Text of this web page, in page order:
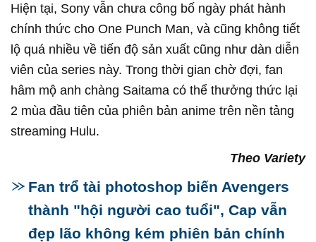
Hiện tại, Sony vẫn chưa công bố ngày phát hành
chính thức cho One Punch Man, và cũng không tiết
lộ quá nhiều về tiến độ sản xuất cũng như dàn diễn
viên của series này. Trong thời gian chờ đợi, fan
hâm mộ anh chàng Saitama có thể thưởng thức lại
2 mùa đầu tiên của phiên bản anime trên nền tảng
streaming Hulu.
Theo Variety
Fan trổ tài photoshop biến Avengers
thành "hội người cao tuổi", Cap vẫn
đẹp lão không kém phiên bản chính